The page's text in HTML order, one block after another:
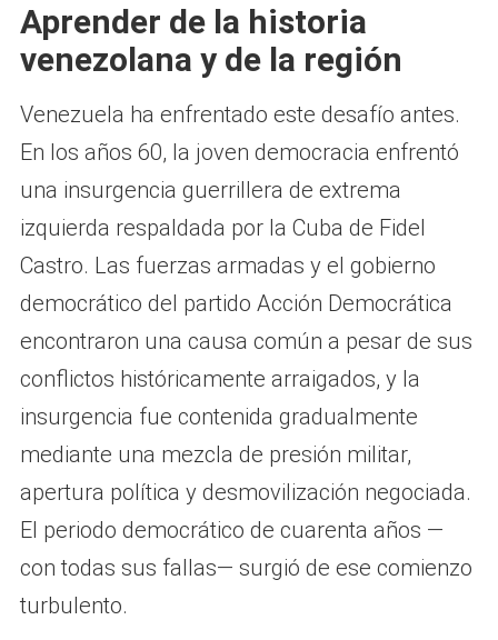
Aprender de la historia
venezolana y de la región
Venezuela ha enfrentado este desafío antes.
En los años 60, la joven democracia enfrentó
una insurgencia guerrillera de extrema
izquierda respaldada por la Cuba de Fidel
Castro. Las fuerzas armadas y el gobierno
democrático del partido Acción Democrática
encontraron una causa común a pesar de sus
conflictos históricamente arraigados, y la
insurgencia fue contenida gradualmente
mediante una mezcla de presión militar,
apertura política y desmovilización negociada.
El periodo democrático de cuarenta años —
con todas sus fallas— surgió de ese comienzo
turbulento.